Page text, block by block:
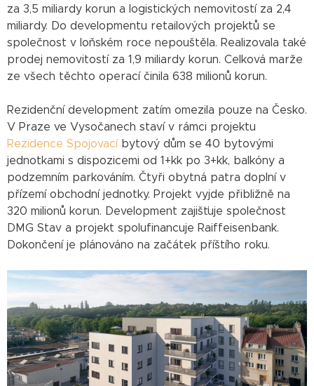
za 3,5 miliardy korun a logistických nemovitostí za 2,4
miliardy. Do developmentu retailových projektů se
společnost v loňském roce nepouštěla. Realizovala také
prodej nemovitostí za 1,9 miliardy korun. Celková marže
ze všech těchto operací činila 638 milionů korun.
Rezidenční development zatím omezila pouze na Česko.
V Praze ve Vysočanech staví v rámci projektu
Rezidence Spojovacíbytový dům se 40 bytovými
jednotkami s dispozicemi od 1+kk po 3+kk, balkóny a
podzemním parkováním. Čtyři obytná patra doplní v
přízemí obchodní jednotky. Projekt vyjde přibližně na
320 milionů korun. Development zajišťuje společnost
DMG Stav a projekt spolufinancuje Raiffeisenbank.
Dokončení je plánováno na začátek příštího roku.